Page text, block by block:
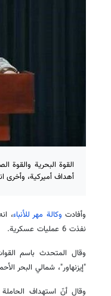
أهداف أميركية، وأخرى
وأفادت وكالة مهر للأنباء،
نفذت 6 عمليات عسكرية.
وقال المتحدث باسم
"إيزنهاور"، شمالي البحر